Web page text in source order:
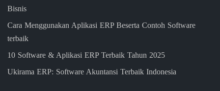
Bisnis
Cara Menggunakan Aplikasi ERP Beserta Contoh Software
terbaik
10 Software & Aplikasi ERP Terbaik Tahun 2025
Ukirama ERP: Software Akuntansi Terbaik Indonesia